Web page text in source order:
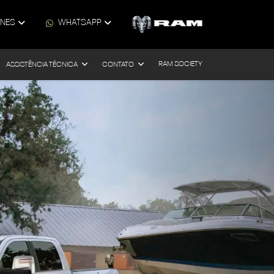
WHATSAPP
ASSISTÊNCIA TÉCNICA CONTATO RAM SOCIETY